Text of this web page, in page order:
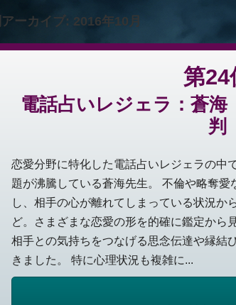
アーカイブ: 2016年10月
第24
電話占いレジェラ：蒼海
判
恋愛分野に特化した電話占いレジェラの中
題が沸騰している蒼海先生。 不倫や略奪愛
し、相手の心が離れてしまっている状況か
ど。さまざまな恋愛の形を的確に鑑定から
相手との気持ちをつなげる思念伝達や縁結
きました。 特に心理状況も複雑に...